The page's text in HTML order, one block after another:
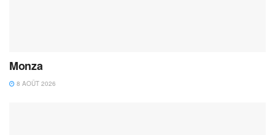
Monza
8 AOÛT 2026